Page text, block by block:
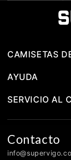
CAMISETAS
AYUDA
SERVICIO AL
Contacto